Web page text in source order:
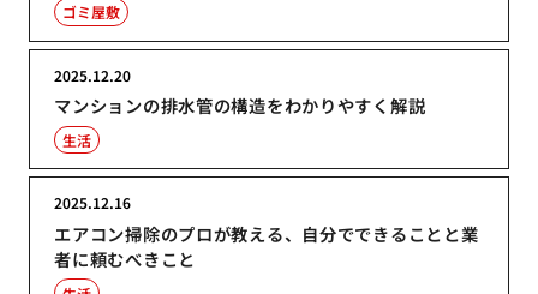
ゴミ屋敷
マンションの排水管の構造をわかりやすく解説
2025.12.20
生活
エアコン掃除のプロが教える、自分でできることと業
者に頼むべきこと
2025.12.16